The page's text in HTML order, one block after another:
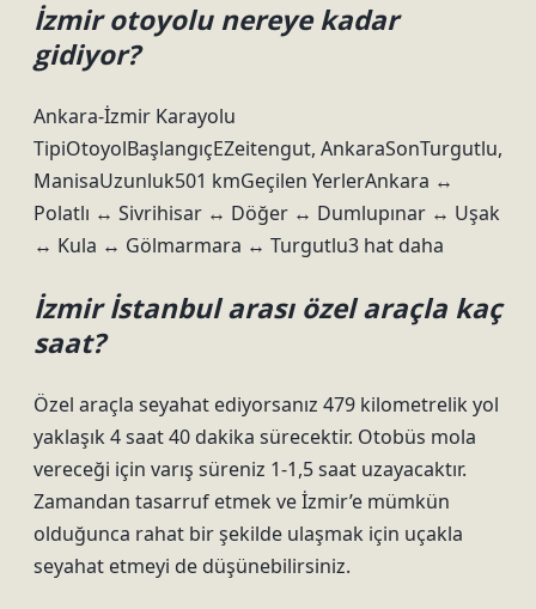
İzmir otoyolu nereye kadar
gidiyor?
Ankara-İzmir Karayolu
TipiOtoyolBaşlangıçEZeitengut, AnkaraSonTurgutlu,
ManisaUzunluk501 kmGeçilen YerlerAnkara ↔
Polatlı ↔ Sivrihisar ↔ Döğer ↔ Dumlupınar ↔ Uşak
↔ Kula ↔ Gölmarmara ↔ Turgutlu3 hat daha
İzmir İstanbul arası özel araçla kaç
saat?
Özel araçla seyahat ediyorsanız 479 kilometrelik yol
yaklaşık 4 saat 40 dakika sürecektir. Otobüs mola
vereceği için varış süreniz 1-1,5 saat uzayacaktır.
Zamandan tasarruf etmek ve İzmir’e mümkün
olduğunca rahat bir şekilde ulaşmak için uçakla
seyahat etmeyi de düşünebilirsiniz.